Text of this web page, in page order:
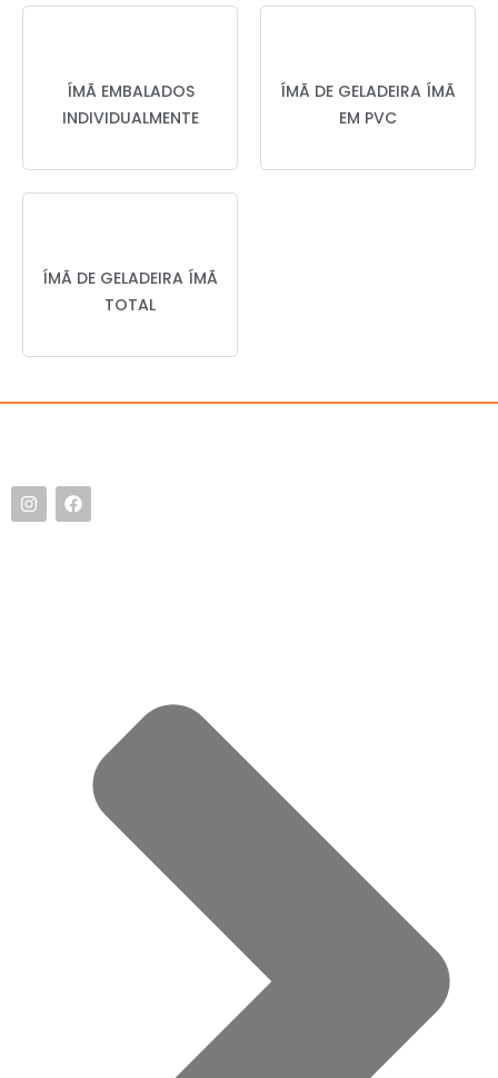
ÍMÃ EMBALADOS
INDIVIDUALMENTE
ÍMÃ DE GELADEIRA ÍMÃ
EM PVC
ÍMÃ DE GELADEIRA ÍMÃ
TOTAL